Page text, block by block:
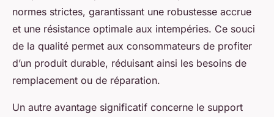
normes strictes, garantissant une robustesse accrue
et une résistance optimale aux intempéries. Ce souci
de la qualité permet aux consommateurs de profiter
d’un produit durable, réduisant ainsi les besoins de
remplacement ou de réparation.
Un autre avantage significatif concerne le support